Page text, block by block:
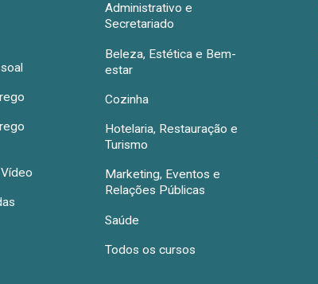
Administrativo e
Secretariado
Beleza, Estética e Bem-
estar
Cozinha
Hotelaria, Restauração e
Turismo
Marketing, Eventos e
Relações Públicas
Saúde
Todos os cursos